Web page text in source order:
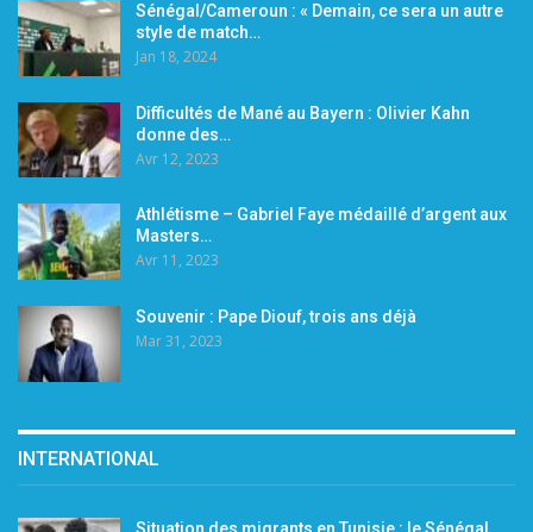
Sénégal/Cameroun : « Demain, ce sera un autre
style de match…
Jan 18, 2024
Difficultés de Mané au Bayern : Olivier Kahn
donne des…
Avr 12, 2023
Athlétisme – Gabriel Faye médaillé d’argent aux
Masters…
Avr 11, 2023
Souvenir : Pape Diouf, trois ans déjà
Mar 31, 2023
INTERNATIONAL
Situation des migrants en Tunisie : le Sénégal